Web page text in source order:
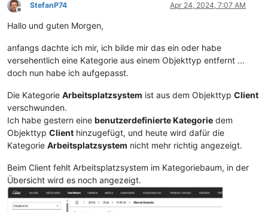
Offline
StefanP74 Apr 24, 2024, 7:07 AM
Hallo und guten Morgen,
anfangs dachte ich mir, ich bilde mir das ein oder habe
versehentlich eine Kategorie aus einem Objekttyp entfernt ...
doch nun habe ich aufgepasst.
Die Kategorie Arbeitsplatzsystem ist aus dem Objekttyp Client
verschwunden.
Ich habe gestern eine benutzerdefinierte Kategorie dem
Objekttyp Client hinzugefügt, und heute wird dafür die
Kategorie Arbeitsplatzsystem nicht mehr richtig angezeigt.
Beim Client fehlt Arbeitsplatzsystem im Kategoriebaum, in der
Übersicht wird es noch angezeigt.